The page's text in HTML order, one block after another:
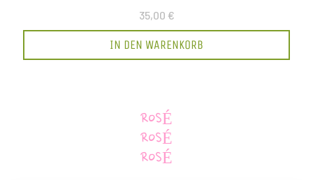
35,00 €
IN DEN WARENKORB
ROSÉ
ROSÉ
ROSÉ